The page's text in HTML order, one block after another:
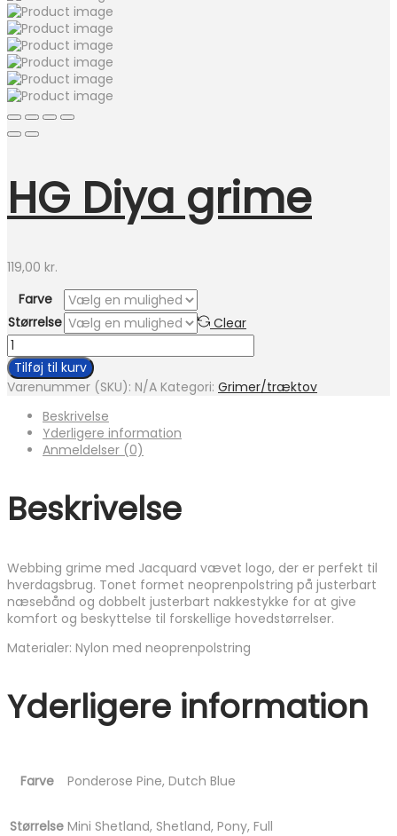
HG Diya grime
119,00 kr.
Farve
Størrelse
Clear
HG
Diya
grime
antal
Tilføj til kurv
Varenummer (SKU): N/A Kategori: Grimer/træktov
Beskrivelse
Yderligere information
Anmeldelser (0)
Beskrivelse
Webbing grime med Jacquard vævet logo, der er perfekt til
hverdagsbrug. Tonet formet neoprenpolstring på justerbart
næsebånd og dobbelt justerbart nakkestykke for at give
komfort og beskyttelse til forskellige hovedstørrelser.
Materialer: Nylon med neoprenpolstring
Yderligere information
Farve Ponderose Pine, Dutch Blue
Størrelse Mini Shetland, Shetland, Pony, Full